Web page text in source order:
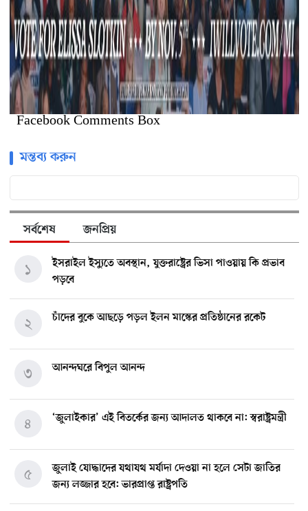
Facebook Comments Box
মন্তব্য করুন
সর্বশেষ জনপ্রিয়
ইসরাইল ইস্যুতে অবস্থান, যুক্তরাষ্ট্রের ভিসা পাওয়ায় কি প্রভাব
পড়বে
১
চাঁদের বুকে আছড়ে পড়ল ইলন মাস্কের প্রতিষ্ঠানের রকেট
২
আনন্দঘরে বিপুল আনন্দ
৩
‘জুলাইকার’ এই বিতর্কের জন্য আদালত থাকবে না: স্বরাষ্ট্রমন্ত্রী
৪
জুলাই যোদ্ধাদের যথাযথ মর্যাদা দেওয়া না হলে সেটা জাতির
জন্য লজ্জার হবে: ভারপ্রাপ্ত রাষ্ট্রপতি
৫